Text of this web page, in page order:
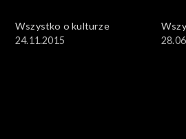
Wszystko o kulturze
24.11.2015